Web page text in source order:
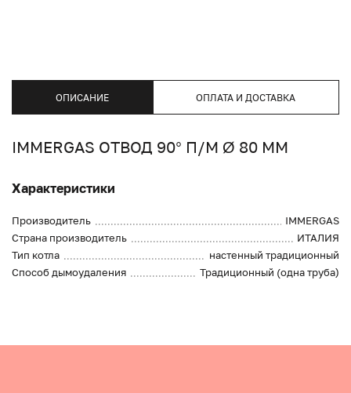
ОПИСАНИЕ ОПЛАТА И ДОСТАВКА
IMMERGAS ОТВОД 90° П/М Ø 80 ММ
Характеристики
Производитель
IMMERGAS
Страна производитель
ИТАЛИЯ
Тип котла
настенный традиционный
Способ дымоудаления
Традиционный (одна труба)